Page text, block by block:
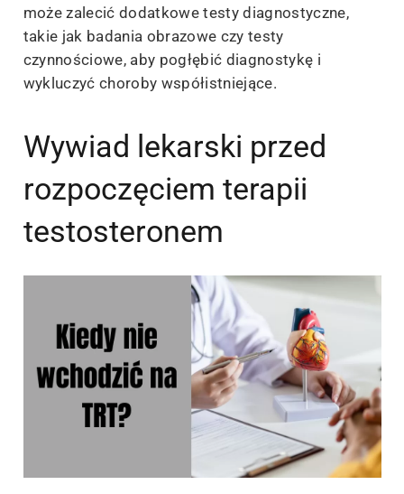
może zalecić dodatkowe testy diagnostyczne,
takie jak badania obrazowe czy testy
czynnościowe, aby pogłębić diagnostykę i
wykluczyć choroby współistniejące.
Wywiad lekarski przed
rozpoczęciem terapii
testosteronem